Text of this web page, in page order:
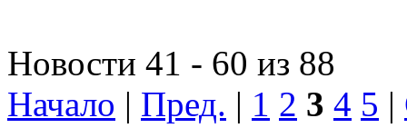
Новости 41 - 60 из 88
Начало | Пред. | 1 2 3 4 5 |